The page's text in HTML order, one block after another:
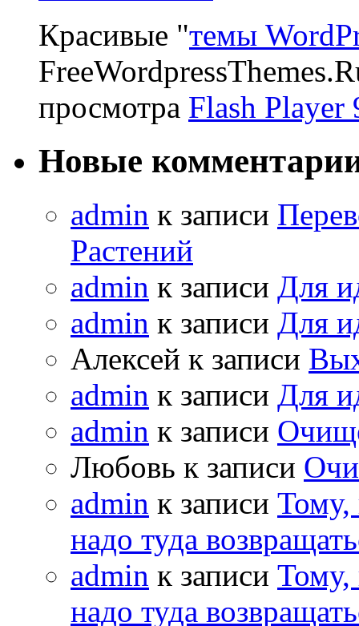
Красивые "темы
просмотра Flash Player
Новые
admin к записи
Растений
admin к записи Для
admin к записи Для
Алексей к записи
admin к записи Для
admin к записи
Любовь к записи
admin к записи Тому,
надо туда
admin к записи Тому,
надо туда